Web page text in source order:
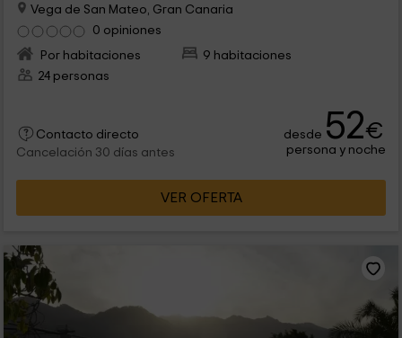
Vega de San Mateo, Gran Canaria
0 opiniones
Por habitaciones
9 habitaciones
24 personas
Contacto directo
Cancelación 30 días antes
desde 52€
persona y noche
VER OFERTA